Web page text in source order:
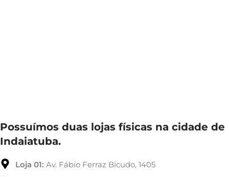
Possuímos duas lojas físicas na cidade de
Indaiatuba.
Loja 01: Av. Fábio Ferraz Bicudo, 1405